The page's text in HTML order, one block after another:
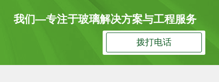
我们—专注于玻璃解决方案与工程服务
拨打电话